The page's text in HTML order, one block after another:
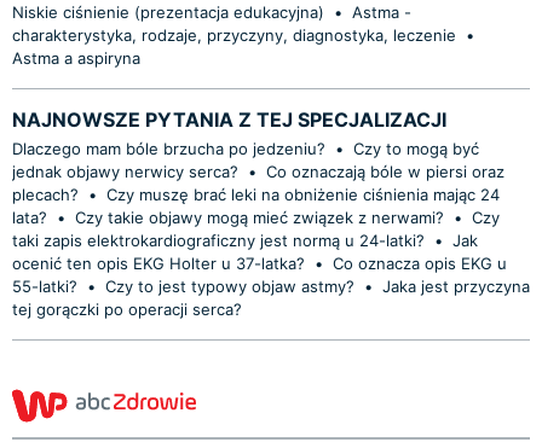
Niskie ciśnienie (prezentacja edukacyjna)
• Astma -
charakterystyka, rodzaje, przyczyny, diagnostyka, leczenie
•
Astma a aspiryna
NAJNOWSZE PYTANIA Z TEJ SPECJALIZACJI
Dlaczego mam bóle brzucha po jedzeniu? • Czy to mogą być
jednak objawy nerwicy serca?
• Co oznaczają bóle w piersi oraz
plecach?
• Czy muszę brać leki na obniżenie ciśnienia mając 24
lata?
• Czy takie objawy mogą mieć związek z nerwami? • Czy
taki zapis elektrokardiograficzny jest normą u 24-latki?
• Jak
ocenić ten opis EKG Holter u 37-latka?
• Co oznacza opis EKG u
55-latki?
• Czy to jest typowy objaw astmy? • Jaka jest przyczyna
tej gorączki po operacji serca?